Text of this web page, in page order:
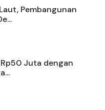
Pembangunan
Rp50 Juta dengan